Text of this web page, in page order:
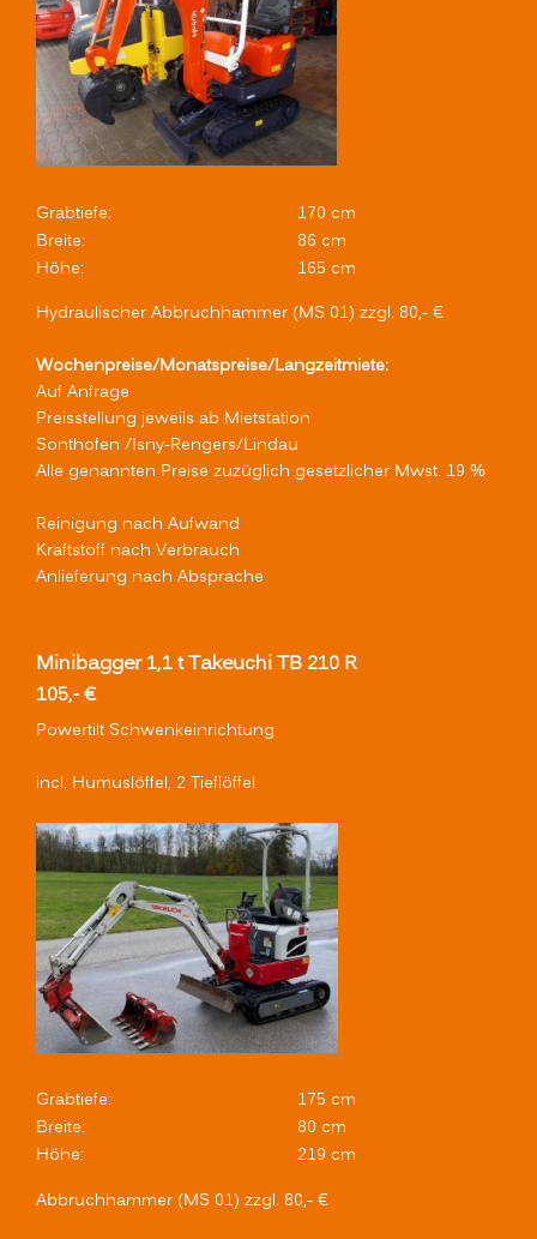
Grabtiefe:
170 cm
Breite:
86 cm
Höhe:
165 cm
Hydraulischer Abbruchhammer (MS 01) zzgl. 80,- €
Wochenpreise/Monatspreise/Langzeitmiete:
Auf Anfrage
Preisstellung jeweils ab Mietstation
Sonthofen /Isny-Rengers/Lindau
Alle genannten Preise zuzüglich gesetzlicher Mwst. 19 %
Reinigung nach Aufwand
Kraftstoff nach Verbrauch
Anlieferung nach Absprache
Minibagger 1,1 t Takeuchi TB 210 R
105,- €
Powertilt Schwenkeinrichtung
incl. Humuslöffel, 2 Tieflöffel
Grabtiefe:
175 cm
Breite:
80 cm
Höhe:
219 cm
Abbruchhammer (MS 01) zzgl. 80,- €